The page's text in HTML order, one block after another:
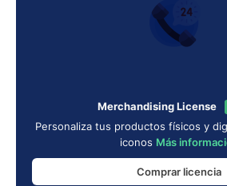
Merchandising License
Personaliza tus productos físicos y
iconos Más
Comprar licencia